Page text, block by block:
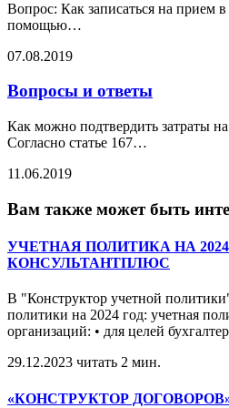
Вопрос: Как записаться на прием
помощью…
07.08.2019
Вопросы и ответы
Как можно подтвердить затраты
Согласно статье 167…
11.06.2019
Вам также может быть
УЧЕТНАЯ ПОЛИТИКА НА
КОНСУЛЬТАНТПЛЮС
В "Конструктор учетной
политики на 2024 год: учетная
организаций: • для целей
29.12.2023 читать 2 мин.
«КОНСТРУКТОР